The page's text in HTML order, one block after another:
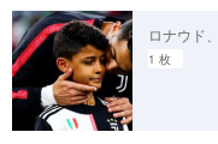
ロナウド
1 枚